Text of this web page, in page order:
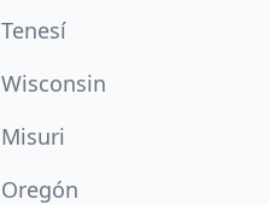
Tenesí
Wisconsin
Misuri
Oregón